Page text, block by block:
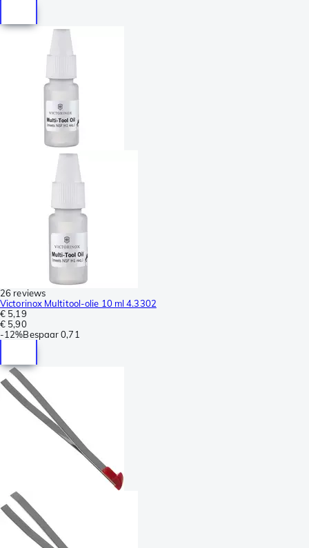
26 reviews
Victorinox Multitool-olie 10 ml 4.3302
€ 5,19
€ 5,90
-12%Bespaar 0,71